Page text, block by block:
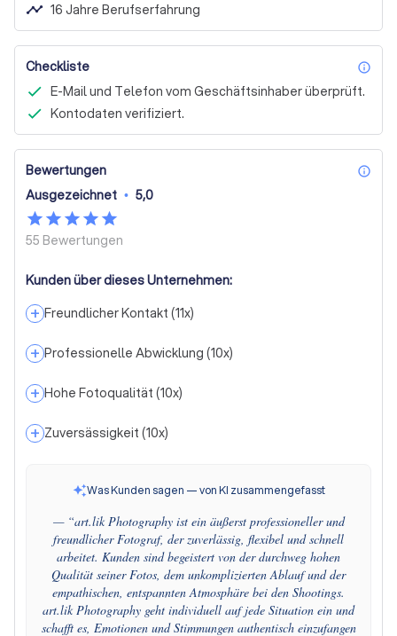
timeline 16 Jahre Berufserfahrung
Checkliste
E-Mail und Telefon vom Geschäftsinhaber überprüft.
Kontodaten verifiziert.
Bewertungen
Ausgezeichnet • 5,0
55 Bewertungen
Kunden über dieses Unternehmen:
+ Freundlicher Kontakt (11x)
+ Professionelle Abwicklung (10x)
+ Hohe Fotoqualität (10x)
+ Zuversässigkeit (10x)
Was Kunden sagen — von KI zusammengefasst
— “art.lik Photography ist ein äußerst professioneller und
freundlicher Fotograf, der zuverlässig, flexibel und schnell
arbeitet. Kunden sind begeistert von der durchweg hohen
Qualität seiner Fotos, dem unkomplizierten Ablauf und der
empathischen, entspannten Atmosphäre bei den Shootings.
art.lik Photography geht individuell auf jede Situation ein und
schafft es, Emotionen und Stimmungen authentisch einzufangen